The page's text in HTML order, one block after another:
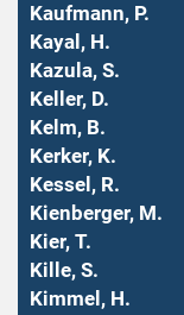
Kaufmann, P.
Kayal, H.
Kazula, S.
Keller, D.
Kelm, B.
Kerker, K.
Kessel, R.
Kienberger, M.
Kier, T.
Kille, S.
Kimmel, H.